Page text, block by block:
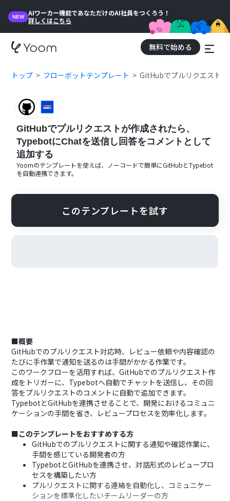
NEW
AIワーカー機能であなただけのAI社員をつくろう！
詳しくはこちら
無料で始める
トップ フローボットテンプレート GitHubでプルリクエスト
GitHubでプルリクエストが作成されたら、
TypebotにChatを送信し回答をコメントとして
追加する
Yoomのテンプレートを使えば、ノーコードで簡単にGitHubとTypebot
を自動連携できます。
このテンプレートを試す
■概要
GitHubでのプルリクエスト対応時、レビュー依頼や内容確認の
たびに手作業で通知を送るのは手間がかかる作業です。
このワークフローを活用すれば、GitHubでのプルリクエスト作
成をトリガーに、Typebotへ自動でチャットを送信し、その回
答をプルリクエストのコメントに自動で追加できます。
TypebotとGitHubを連携させることで、開発におけるコミュニ
ケーションの手間を省き、レビュープロセスを効率化します。
■このテンプレートをおすすめする方
GitHubでのプルリクエストに関する通知や確認作業に、
手間を感じている開発者の方
TypebotとGitHubを連携させ、対話形式のレビュープロ
セスを構築したい方
プルリクエストに関する連絡を自動化し、コミュニケー
ションを標準化したいチームリーダーの方